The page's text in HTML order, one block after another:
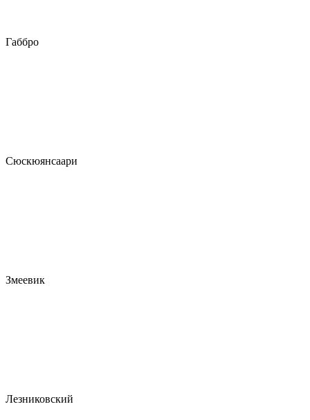
Габбро
Сюскюянсаари
Змеевик
Лезниковский